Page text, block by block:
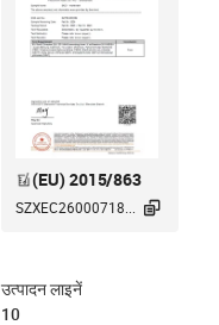
(EU) 2015/863
SZXEC26000718... 
उत्पादन लाइनें
10